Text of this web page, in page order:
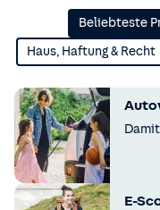
Beliebteste
Haus, Haftung & Recht
E-